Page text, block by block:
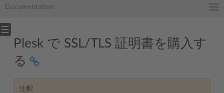
Documentation
Plesk で SSL/TLS 証明書を購入す
る
注釈